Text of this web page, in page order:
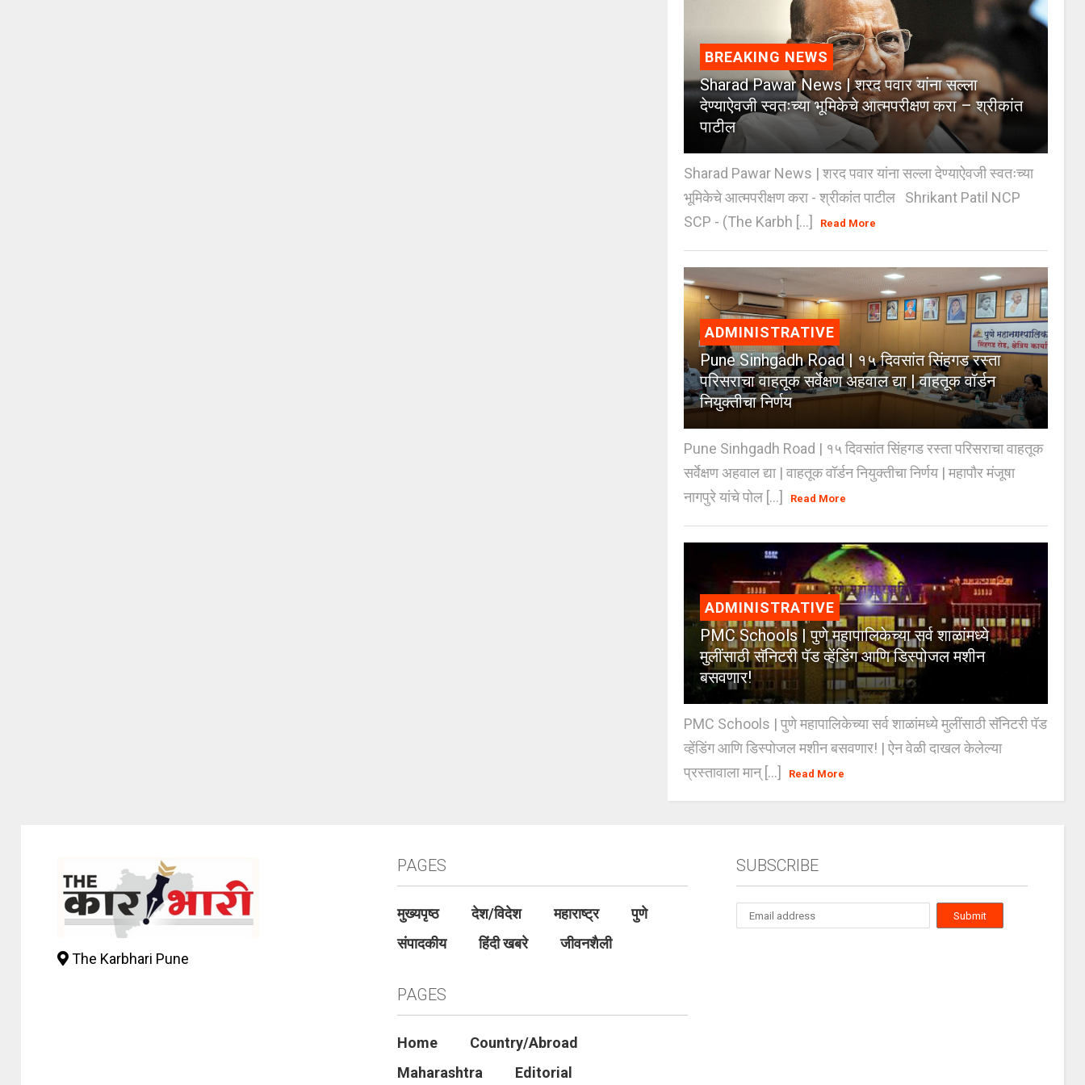
BREAKING NEWS
Sharad Pawar News | शरद पवार यांना सल्ला
देण्याऐवजी स्वतःच्या भूमिकेचे आत्मपरीक्षण करा – श्रीकांत
पाटील
Sharad Pawar News | शरद पवार यांना सल्ला देण्याऐवजी स्वतःच्या
भूमिकेचे आत्मपरीक्षण करा - श्रीकांत पाटील Shrikant Patil NCP
SCP - (The Karbh [...]
Read More
ADMINISTRATIVE
Pune Sinhgadh Road | १५ दिवसांत सिंहगड रस्ता
परिसराचा वाहतूक सर्वेक्षण अहवाल द्या | वाहतूक वॉर्डन
नियुक्तीचा निर्णय
Pune Sinhgadh Road | १५ दिवसांत सिंहगड रस्ता परिसराचा वाहतूक
सर्वेक्षण अहवाल द्या | वाहतूक वॉर्डन नियुक्तीचा निर्णय | महापौर मंजूषा
नागपुरे यांचे पोल [...]
Read More
ADMINISTRATIVE
PMC Schools | पुणे महापालिकेच्या सर्व शाळांमध्ये
मुलींसाठी सॅनिटरी पॅड व्हेंडिंग आणि डिस्पोजल मशीन
बसवणार!
PMC Schools | पुणे महापालिकेच्या सर्व शाळांमध्ये मुलींसाठी सॅनिटरी पॅड
व्हेंडिंग आणि डिस्पोजल मशीन बसवणार! | ऐन वेळी दाखल केलेल्या
प्रस्तावाला मान् [...]
Read More
The Karbhari Pune
PAGES
मुख्यपृष्ठ देश/विदेश महाराष्ट्र
पुणे
संपादकीय
हिंदी खबरे जीवनशैली
PAGES
Home
Country/Abroad
Maharashtra
Editorial
SUBSCRIBE